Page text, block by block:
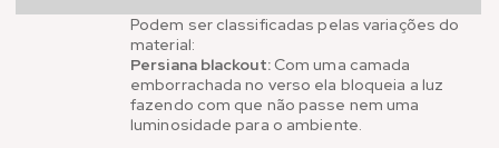
Podem ser classificadas pelas variações do
material:
Persiana blackout:Com uma camada
emborrachada no verso ela bloqueia a luz
fazendo com que não passe nem uma
luminosidade para o ambiente.